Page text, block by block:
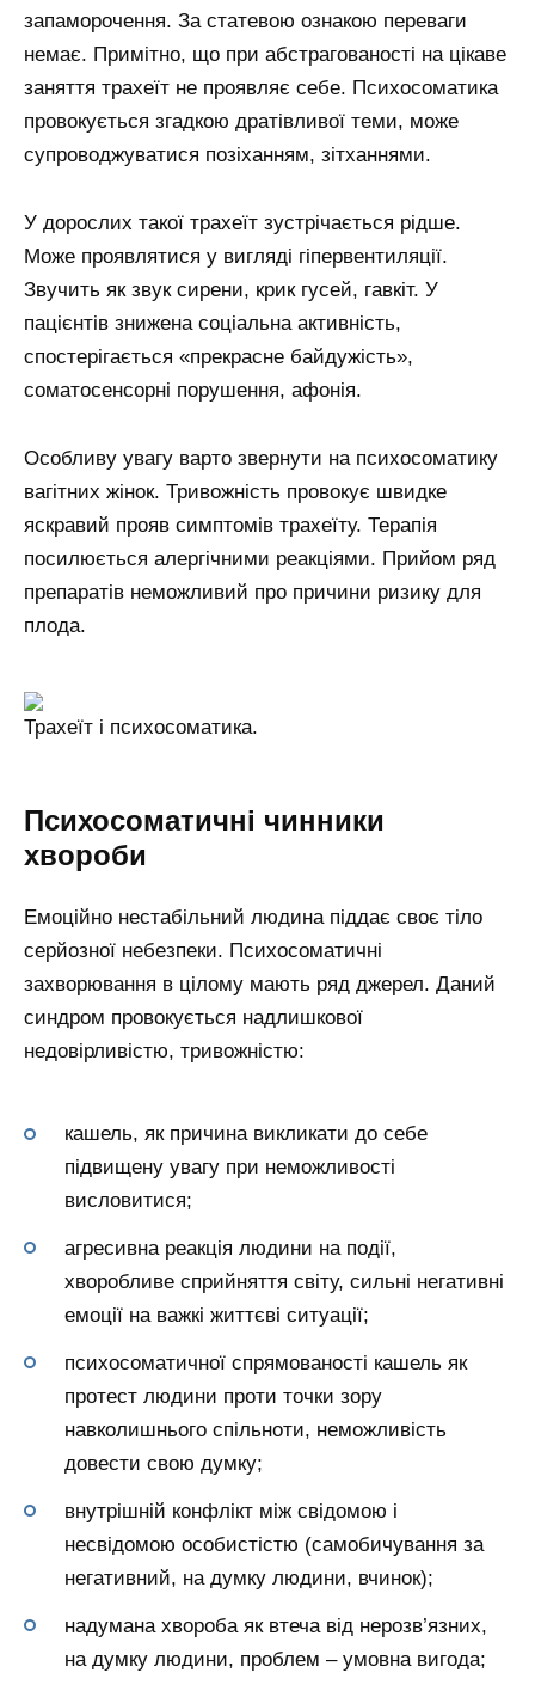
запаморочення. За статевою ознакою переваги
немає. Примітно, що при абстрагованості на цікаве
заняття трахеїт не проявляє себе. Психосоматика
провокується згадкою дратівливої теми, може
супроводжуватися позіханням, зітханнями.
У дорослих такої трахеїт зустрічається рідше.
Може проявлятися у вигляді гіпервентиляції.
Звучить як звук сирени, крик гусей, гавкіт. У
пацієнтів знижена соціальна активність,
спостерігається «прекрасне байдужість»,
соматосенсорні порушення, афонія.
Особливу увагу варто звернути на психосоматику
вагітних жінок. Тривожність провокує швидке
яскравий прояв симптомів трахеїту. Терапія
посилюється алергічними реакціями. Прийом ряд
препаратів неможливий про причини ризику для
плода.
Трахеїт і психосоматика.
Психосоматичні чинники
хвороби
Емоційно нестабільний людина піддає своє тіло
серйозної небезпеки. Психосоматичні
захворювання в цілому мають ряд джерел. Даний
синдром провокується надлишкової
недовірливістю, тривожністю:
кашель, як причина викликати до себе
підвищену увагу при неможливості
висловитися;
агресивна реакція людини на події,
хворобливе сприйняття світу, сильні негативні
емоції на важкі життєві ситуації;
психосоматичної спрямованості кашель як
протест людини проти точки зору
навколишнього спільноти, неможливість
довести свою думку;
внутрішній конфлікт між свідомою і
несвідомою особистістю (самобичування за
негативний, на думку людини, вчинок);
надумана хвороба як втеча від нерозв’язних,
на думку людини, проблем – умовна вигода;